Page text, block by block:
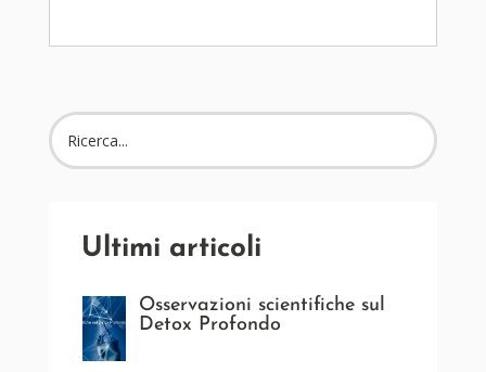
Ultimi articoli
Osservazioni scientifiche sul
Detox Profondo